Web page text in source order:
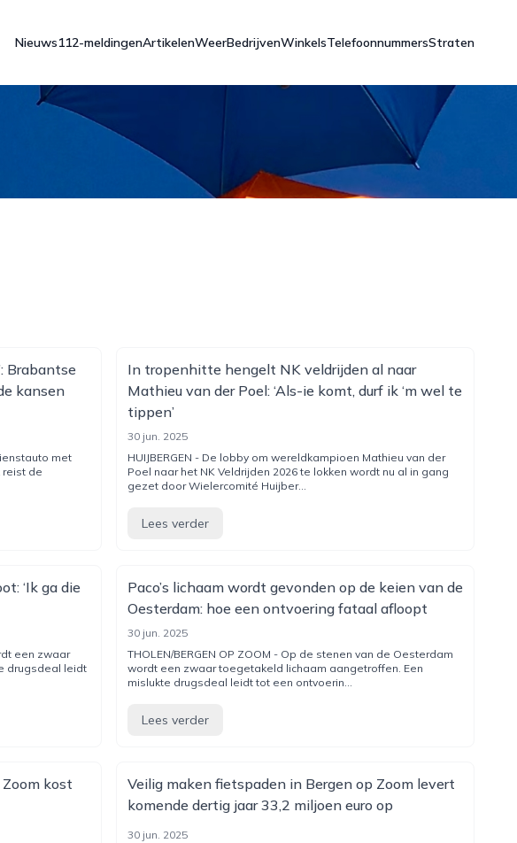
Nieuws112-meldingenArtikelenWeerBedrijvenWinkelsTelefoonnummersStraten
Brabantse
kansen
met
reist de
In tropenhitte hengelt NK veldrijden al naar
Mathieu van der Poel: ‘Als-ie komt, durf ik ‘m wel te
tippen’
30 jun. 2025
HUIJBERGEN - De lobby om wereldkampioen Mathieu van der
Poel naar het NK Veldrijden 2026 te lokken wordt nu al in gang
gezet door Wielercomité Huijber...
Lees verder
‘Ik ga die
een zwaar
drugsdeal leidt
Paco’s lichaam wordt gevonden op de keien van de
Oesterdam: hoe een ontvoering fataal afloopt
30 jun. 2025
THOLEN/BERGEN OP ZOOM - Op de stenen van de Oesterdam
wordt een zwaar toegetakeld lichaam aangetroffen. Een
mislukte drugsdeal leidt tot een ontvoerin...
Lees verder
kost
Veilig maken fietspaden in Bergen op Zoom levert
komende dertig jaar 33,2 miljoen euro op
30 jun. 2025